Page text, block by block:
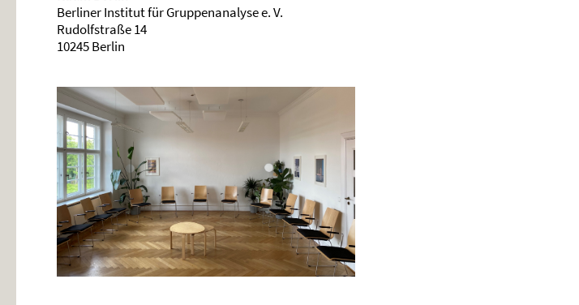
Berliner Institut für Gruppenanalyse e. V.
Rudolfstraße 14
10245 Berlin